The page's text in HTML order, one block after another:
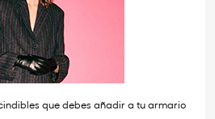
que debes añadir a tu armario